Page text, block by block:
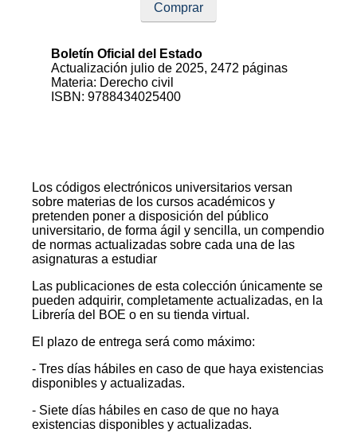
Comprar
Boletín Oficial del Estado
Actualización julio de 2025, 2472 páginas
Materia: Derecho civil
ISBN: 9788434025400
Los códigos electrónicos universitarios versan
sobre materias de los cursos académicos y
pretenden poner a disposición del público
universitario, de forma ágil y sencilla, un compendio
de normas actualizadas sobre cada una de las
asignaturas a estudiar
Las publicaciones de esta colección únicamente se
pueden adquirir, completamente actualizadas, en la
Librería del BOE o en su tienda virtual.
El plazo de entrega será como máximo:
- Tres días hábiles en caso de que haya existencias
disponibles y actualizadas.
- Siete días hábiles en caso de que no haya
existencias disponibles y actualizadas.